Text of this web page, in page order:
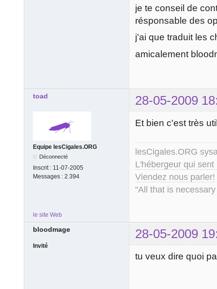
je te conseil de
résponsable des
j'ai que traduit les
amicalement
toad 28-05-2009
Equipe lesCigales.ORG
Déconnecté
Inscrit : 11-07-2005
Messages : 2.394
Et bien c'est très
lesCigales.ORG
L'hébergeur qui
Viendez nous parler!
"All that is
le site Web
bloodmage 28-05-2009
Invité
tu veux dire quoi